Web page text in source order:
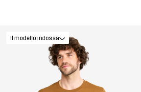
Il modello indossa